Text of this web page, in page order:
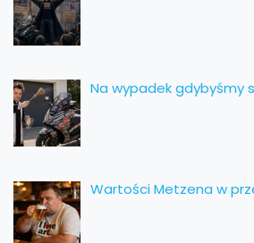
Na wypadek gdybyśmy
Wartości Metzena w